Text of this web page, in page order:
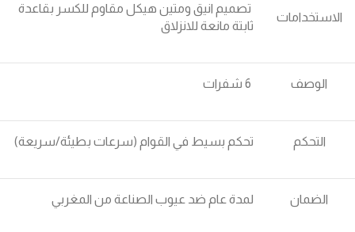
الاستخدامات
تصميم انيق ومتين هيكل مقاوم للكسر بقاعدة
ثابتة مانعة للانزلاق
الوصف
التحكم تحكم بسيط في القوام (سرعات بطيئة/سريعة)
الضمان لمدة عام ضد عيوب الصناعة من المغربي